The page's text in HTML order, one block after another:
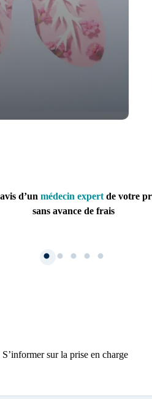
d’un médecin expertde votre
sans avance de frais
Créez
parallèle
S’informer sur la prise en charge